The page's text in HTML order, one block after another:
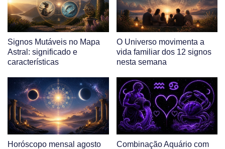
Signos Mutáveis no Mapa
Astral: significado e
características
O Universo movimenta a
vida familiar dos 12 signos
nesta semana
Horóscopo mensal agosto
Combinação Aquário com